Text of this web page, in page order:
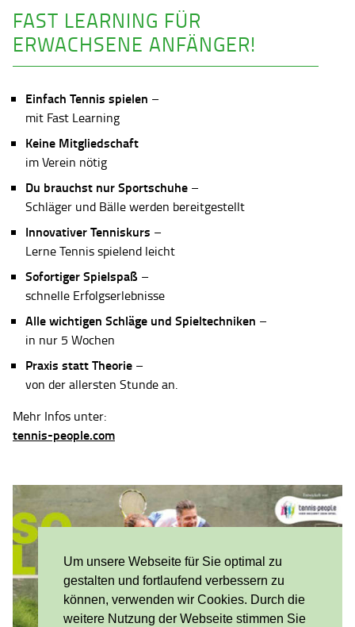
Um unsere Webseite für Sie optimal zu
gestalten und fortlaufend verbessern zu
können, verwenden wir Cookies. Durch die
weitere Nutzung der Webseite stimmen Sie
FAST LEARNING FÜR
ERWACHSENE ANFÄNGER!
Einfach Tennis spielen –
mit Fast Learning
Keine Mitgliedschaft
im Verein nötig
Du brauchst nur Sportschuhe –
Schläger und Bälle werden bereitgestellt
Innovativer Tenniskurs –
Lerne Tennis spielend leicht
Sofortiger Spielspaß –
schnelle Erfolgserlebnisse
Alle wichtigen Schläge und Spieltechniken –
in nur 5 Wochen
Praxis statt Theorie –
von der allersten Stunde an.
Mehr Infos unter:
tennis-people.com